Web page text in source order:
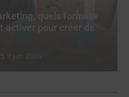
dévoile son
pour réconcilier